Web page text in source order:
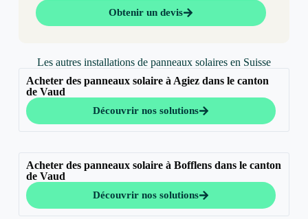
Obtenir un devis
Les autres installations de panneaux solaires en Suisse
Acheter des panneaux solaire à Agiez dans le canton
de Vaud
Découvrir nos solutions
Acheter des panneaux solaire à Bofflens dans le canton
de Vaud
Découvrir nos solutions